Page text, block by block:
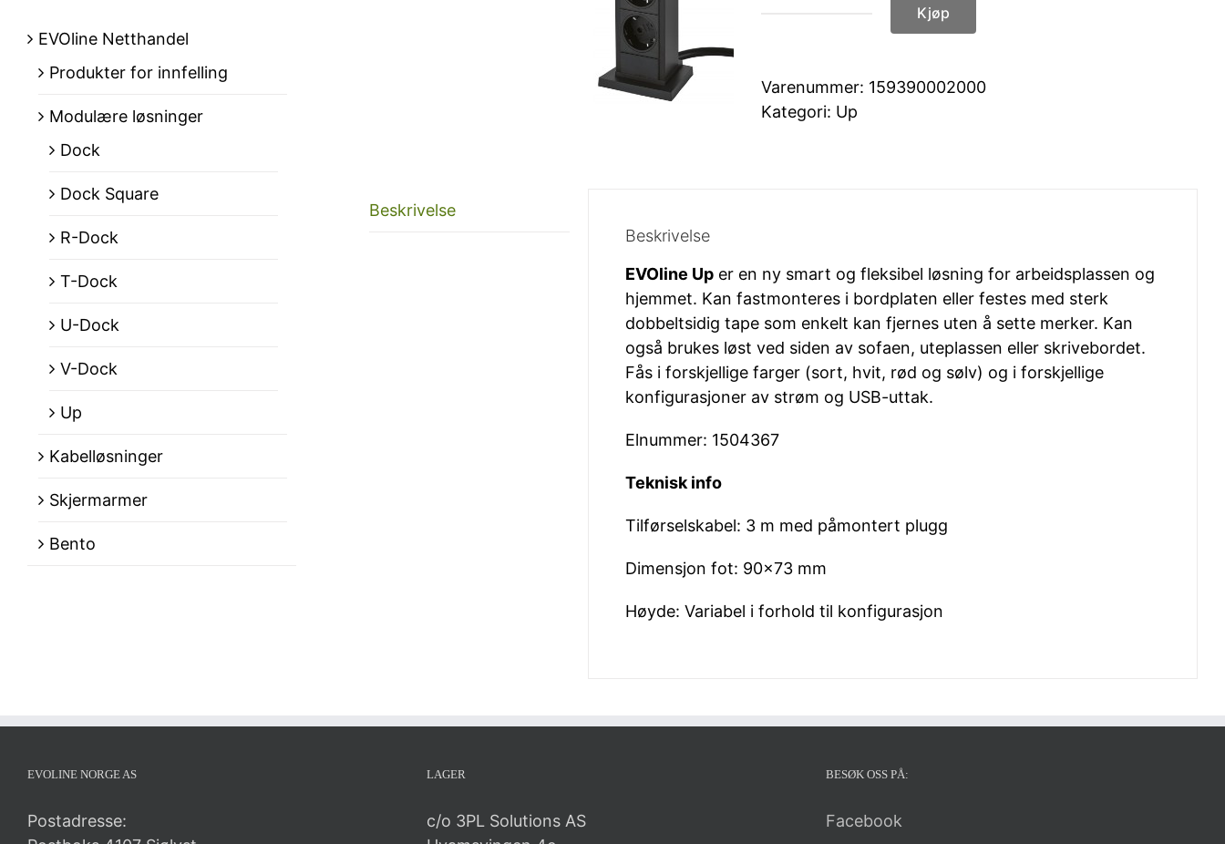
stikk,
2x
Kjøp
Varenummer: 159390002000
Kategori: Up
Beskrivelse
Beskrivelse
EVOline Up er en ny smart og fleksibel løsning for arbeidsplassen og
hjemmet. Kan fastmonteres i bordplaten eller festes med sterk
dobbeltsidig tape som enkelt kan fjernes uten å sette merker. Kan
også brukes løst ved siden av sofaen, uteplassen eller skrivebordet.
Fås i forskjellige farger (sort, hvit, rød og sølv) og i forskjellige
konfigurasjoner av strøm og USB-uttak.
Elnummer: 1504367
Teknisk info
Tilførselskabel: 3 m med påmontert plugg
Dimensjon fot: 90×73 mm
Høyde: Variabel i forhold til konfigurasjon
EVOline Netthandel
Produkter for innfelling
Modulære løsninger
Dock
Dock Square
R-Dock
T-Dock
U-Dock
V-Dock
Up
Kabelløsninger
Skjermarmer
Bento
EVOLINE NORGE AS
Postadresse:
LAGER
c/o 3PL Solutions AS
BESØK OSS PÅ:
Facebook